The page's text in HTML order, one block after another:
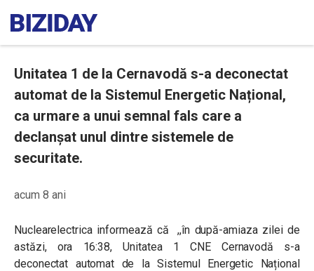
Unitatea 1 de la Cernavodă s-a deconectat
automat de la Sistemul Energetic Național,
ca urmare a unui semnal fals care a
declanșat unul dintre sistemele de
securitate.
acum 8 ani
Nuclearelectrica informează că ,,în după-amiaza zilei de
astăzi, ora 16:38, Unitatea 1 CNE Cernavodă s-a
deconectat automat de la Sistemul Energetic Național